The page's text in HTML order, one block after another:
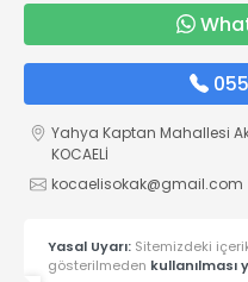
Yahya Kaptan Mahallesi
KOCAELİ
kocaelisokak@gmail.com
Yasal Uyarı: Sitemizdeki
gösterilmeden kullanılması